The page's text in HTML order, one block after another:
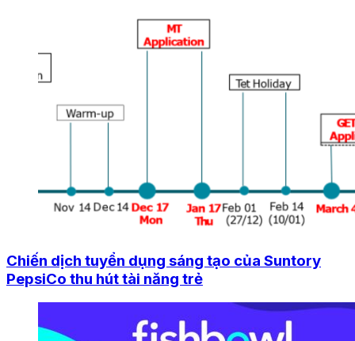
Chiến dịch tuyển dụng sáng tạo của Suntory
PepsiCo thu hút tài năng trẻ